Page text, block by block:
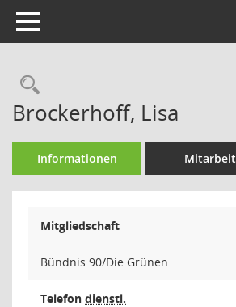
Toggle navigation
Rechercheauswahl
Brockerhoff, Lisa
Informationen Mitarbeit
Mitgliedschaft
Bündnis 90/Die Grünen
Telefon dienstl.